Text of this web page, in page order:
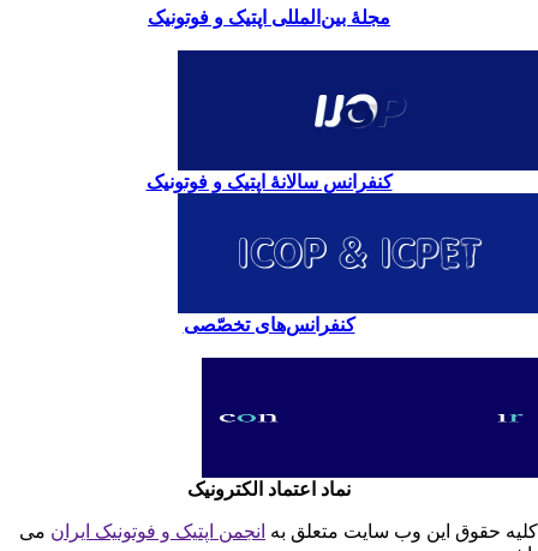
مجلۀ بین‌المللی اپتیک و فوتونیک
کنفرانس سالانۀ اپتیک و فوتونیک
کنفرانس‌های تخصّصی
نماد اعتماد الکترونیک
حقوق این وب سایت متعلق بهانجمن اپتیک و فوتونیک ایران می